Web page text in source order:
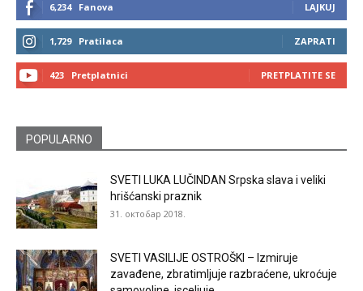
6,234 Fanova LAJKUJ
1,729 Pratilaca ZAPRATI
423 Pretplatnici PRETPLATITE SE
POPULARNO
SVETI LUKA LUČINDAN Srpska slava i veliki
hrišćanski praznik
31. октобар 2018.
SVETI VASILIJE OSTROŠKI – Izmiruje
zavađene, zbratimljuje razbraćene, ukroćuje